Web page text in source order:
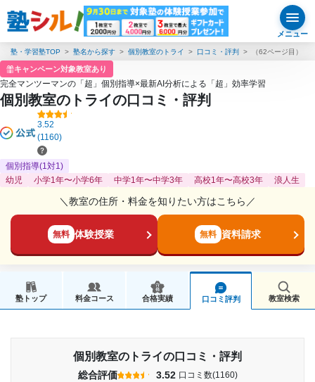
メニュー
塾・学習塾TOP 塾名から探す 個別教室のトライ 口コミ・評判 （62ページ目）
キャンペーン対象教室あり
完全マンツーマンの「超」個別指導×最新AI分析による「超」効率学習
個別教室のトライの口コミ・評判
3.52
(1160)
個別指導(1対1)
幼児
小学1年〜小学6年 中学1年〜中学3年 高校1年〜高校3年 浪人生
＼教室の住所・料金を知りたい方はこちら／
無料 体験授業 無料 資料請求
塾トップ 料金コース 合格実績 口コミ評判 教室検索
個別教室のトライの口コミ・評判
総合評価 3.52 口コミ数(1160)